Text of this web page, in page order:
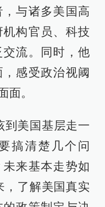
与诸多美国高
构官员、科技
流。同时，他
感受政治视阈
面。
到美国基层走一
搞清楚几个问
来基本走势如
了解美国真实